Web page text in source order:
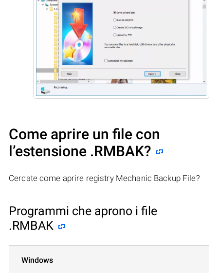
Come aprire un file con
l’estensione .RMBAK?
Cercate come aprire registry Mechanic Backup File?
Programmi che aprono i file
.RMBAK
Windows